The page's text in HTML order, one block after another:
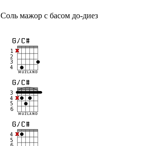
Соль мажор с басом до-диез